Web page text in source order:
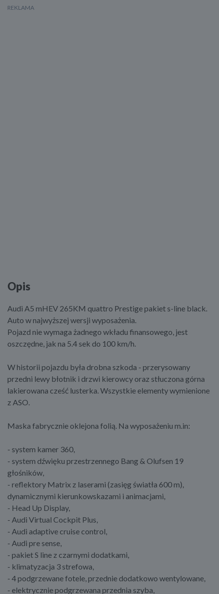
Opis
Audi A5 mHEV 265KM quattro Prestige pakiet s-line black.
Auto w najwyższej wersji wyposażenia.
Pojazd nie wymaga żadnego wkładu finansowego, jest
oszczędne, jak na 5.4 sek do 100 km/h.
W historii pojazdu była drobna szkoda - przerysowany
przedni lewy błotnik i drzwi kierowcy oraz stłuczona górna
lakierowana cześć lusterka. Wszystkie elementy wymienione
z ASO.
Maska fabrycznie oklejona folią. Na wyposażeniu m.in:
- system kamer 360,
- system dźwięku przestrzennego Bang & Olufsen 19
głośników,
- reflektory Matrix z laserami (zasięg światła 600 m),
dynamicznymi kierunkowskazami i animacjami,
- Head Up Display,
- Audi Virtual Cockpit Plus,
- Audi adaptive cruise control,
- Audi pre sense,
- pakiet S line z czarnymi dodatkami,
- klimatyzacja 3 strefowa,
- 4 podgrzewane fotele, przednie dodatkowo wentylowane,
- elektrycznie podgrzewana przednia szyba,